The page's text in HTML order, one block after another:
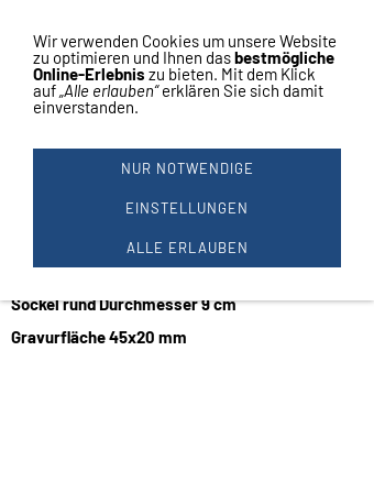
Navigation einblenden
CM
Höhe ca.: 25 cm
Sockel rund Durchmesser 9 cm
Gravurfläche 45x20 mm
Wir verwenden Cookies um unsere Website
zu optimieren und Ihnen dasbestmögliche
Online-Erlebnis zu bieten. Mit dem Klick
auf„Alle erlauben“erklären Sie sich damit
einverstanden.
NUR NOTWENDIGE
EINSTELLUNGEN
ALLE ERLAUBEN